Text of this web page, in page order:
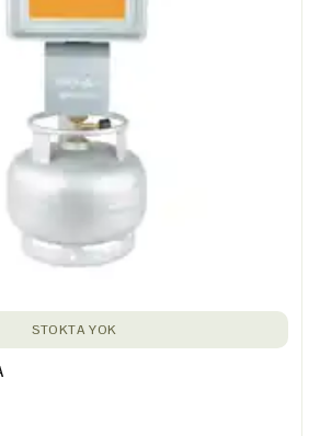
STOKTA YOK